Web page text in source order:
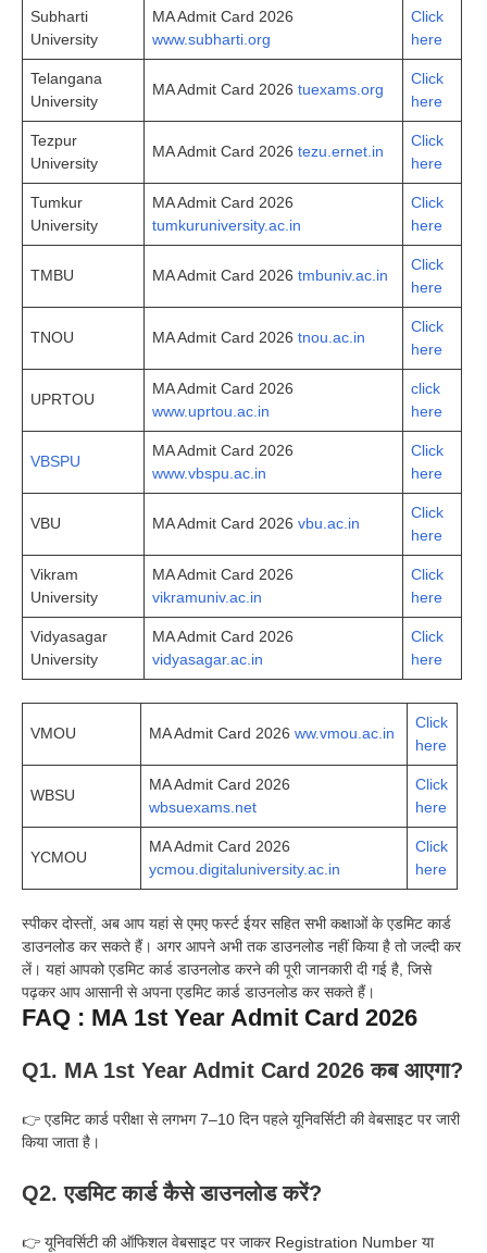
Subharti
University
MA Admit Card 2026
www.subharti.org
Click
here
Telangana
University
MA Admit Card 2026 tuexams.org
Click
here
Tezpur
University
MA Admit Card 2026 tezu.ernet.in
Click
here
Tumkur
University
MA Admit Card 2026
tumkuruniversity.ac.in
Click
here
TMBU MA Admit Card 2026 tmbuniv.ac.in
Click
here
TNOU MA Admit Card 2026 tnou.ac.in
Click
here
UPRTOU
MA Admit Card 2026
www.uprtou.ac.in
click
here
VBSPU
MA Admit Card 2026
www.vbspu.ac.in
Click
here
VBU MA Admit Card 2026 vbu.ac.in
Click
here
Vikram
University
MA Admit Card 2026
vikramuniv.ac.in
Click
here
Vidyasagar
University
MA Admit Card 2026
vidyasagar.ac.in
Click
here
VMOU MA Admit Card 2026 ww.vmou.ac.in
Click
here
WBSU
MA Admit Card 2026
wbsuexams.net
Click
here
YCMOU
MA Admit Card 2026
ycmou.digitaluniversity.ac.in
Click
here
स्पीकर दोस्तों, अब आप यहां से एमए फर्स्ट ईयर सहित सभी कक्षाओं के एडमिट कार्ड
डाउनलोड कर सकते हैं। अगर आपने अभी तक डाउनलोड नहीं किया है तो जल्दी कर
लें। यहां आपको एडमिट कार्ड डाउनलोड करने की पूरी जानकारी दी गई है, जिसे
पढ़कर आप आसानी से अपना एडमिट कार्ड डाउनलोड कर सकते हैं।
FAQ : MA 1st Year Admit Card 2026
Q1. MA 1st Year Admit Card 2026 कब आएगा?
👉 एडमिट कार्ड परीक्षा से लगभग 7–10 दिन पहले यूनिवर्सिटी की वेबसाइट पर जारी
किया जाता है।
Q2. एडमिट कार्ड कैसे डाउनलोड करें?
👉 यूनिवर्सिटी की ऑफिशल वेबसाइट पर जाकर Registration Number या